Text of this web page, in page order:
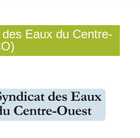
Eaux du Centre-